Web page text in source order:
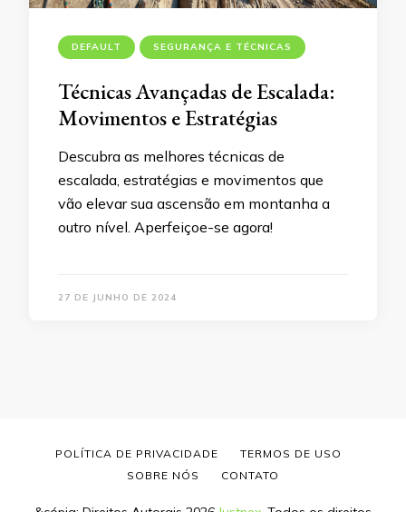
DEFAULT SEGURANÇA E TÉCNICAS
Técnicas Avançadas de Escalada:
Movimentos e Estratégias
Descubra as melhores técnicas de
escalada, estratégias e movimentos que
vão elevar sua ascensão em montanha a
outro nível. Aperfeiçoe-se agora!
27 DE JUNHO DE 2024
POLÍTICA DE PRIVACIDADE
TERMOS DE USO
SOBRE NÓS
CONTATO